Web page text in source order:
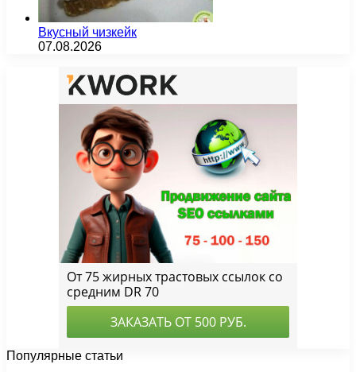
Вкусный чизкейк
07.08.2026
Популярные статьи